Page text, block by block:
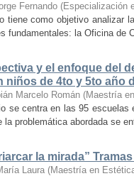
Fernando (Especialización
tiene como objetivo analizar
fundamentales: la Oficina de
y el enfoque del
niños de 4to y 5to año
Marcelo Román (Maestría
se centra en las 95 escuelas
la problemática abordada se
la mirada”
Laura (Maestría en